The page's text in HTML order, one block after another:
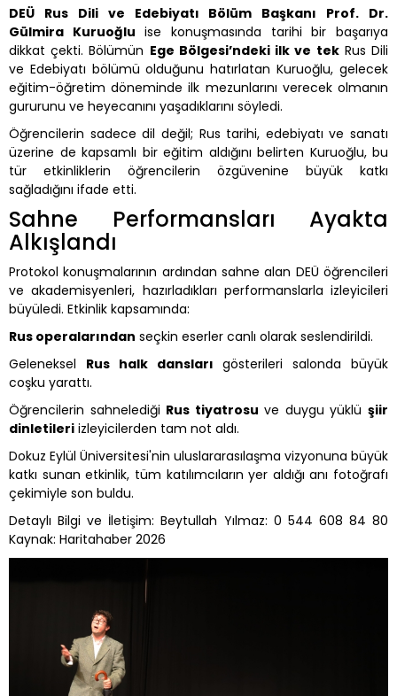
DEÜ Rus Dili ve Edebiyatı Bölüm Başkanı Prof. Dr.
Gülmira Kuruoğlu ise konuşmasında tarihi bir başarıya
dikkat çekti. Bölümün Ege Bölgesi’ndeki ilk ve tekRus Dili
ve Edebiyatı bölümü olduğunu hatırlatan Kuruoğlu, gelecek
eğitim-öğretim döneminde ilk mezunlarını verecek olmanın
gururunu ve heyecanını yaşadıklarını söyledi.
Öğrencilerin sadece dil değil; Rus tarihi, edebiyatı ve sanatı
üzerine de kapsamlı bir eğitim aldığını belirten Kuruoğlu, bu
tür etkinliklerin öğrencilerin özgüvenine büyük katkı
sağladığını ifade etti.
Sahne Performansları Ayakta
Alkışlandı
Protokol konuşmalarının ardından sahne alan DEÜ öğrencileri
ve akademisyenleri, hazırladıkları performanslarla izleyicileri
büyüledi. Etkinlik kapsamında:
Rus operalarından seçkin eserler canlı olarak seslendirildi.
Geleneksel Rus halk dansları gösterileri salonda büyük
coşku yarattı.
Öğrencilerin sahnelediği Rus tiyatrosu ve duygu yüklüşiir
dinletileri izleyicilerden tam not aldı.
Dokuz Eylül Üniversitesi'nin uluslararasılaşma vizyonuna büyük
katkı sunan etkinlik, tüm katılımcıların yer aldığı anı fotoğrafı
çekimiyle son buldu.
Detaylı Bilgi ve İletişim: Beytullah Yılmaz: 0 544 608 84 80
Kaynak: Haritahaber 2026